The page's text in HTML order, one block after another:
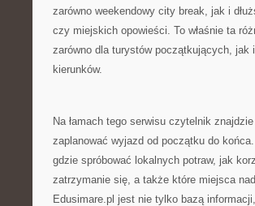
zarówno weekendowy city break, jak i
czy miejskich opowieści. To właśnie ta
zarówno dla turystów początkujących, jak
kierunków.
Na łamach tego serwisu czytelnik
zaplanować wyjazd od początku do
gdzie spróbować lokalnych potraw, jak
zatrzymanie się, a także które miejsca
Edusimare.pl jest nie tylko bazą